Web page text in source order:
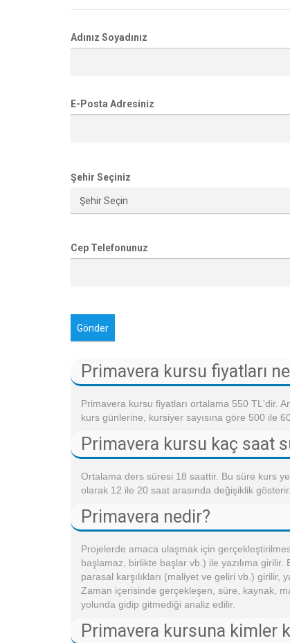
Adınız Soyadınız
E-Posta Adresiniz
Şehir Seçiniz
Cep Telefonunuz
Primavera kursu fiyatları
Primavera kursu fiyatları ortalama 550 TL'dir.
kurs günlerine, kursiyer sayısına göre 500 ile
Primavera kursu kaç saat
Ortalama ders süresi 18 saattir. Bu süre kurs
olarak 12 ile 20 saat arasında değişiklik gösterir.
Primavera nedir?
Projelerde amaca ulaşmak için
başlamaz, birlikte başlar vb.) ile yazılıma
parasal karşılıkları (maliyet ve geliri vb.) girilir,
Zaman içerisinde gerçekleşen, süre, kaynak,
yolunda gidip gitmediği analiz edilir.
Primavera kursuna kimler